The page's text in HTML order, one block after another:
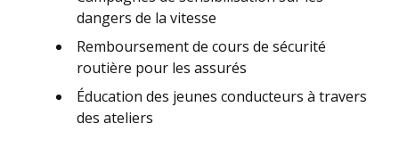
dangers de la vitesse
Remboursement de cours de sécurité
routière pour les assurés
Éducation des jeunes conducteurs à travers
des ateliers